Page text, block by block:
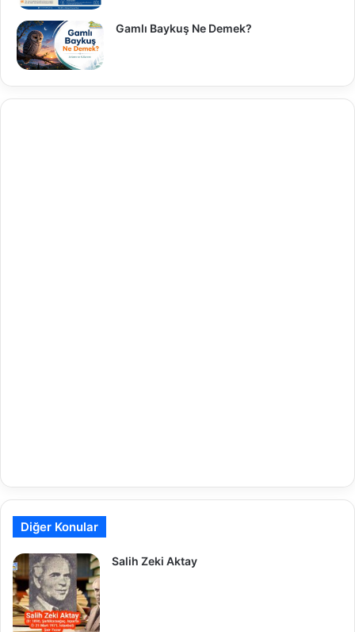
Gamlı Baykuş Ne Demek?
Diğer Konular
Salih Zeki Aktay